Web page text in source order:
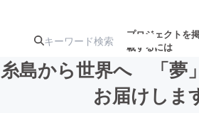
プロジェクトを
載するには
糸島から世界へ 「夢
お届けしま